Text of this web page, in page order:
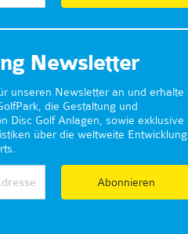
Newsletter
unseren Newsletter an und erhalte
die Gestaltung und
Disc Golf Anlagen, sowie exklusive
über die weltweite Entwicklung
Abonnieren